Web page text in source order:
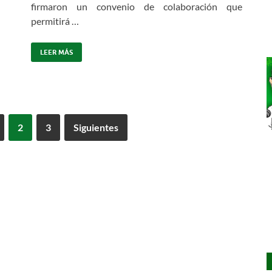
firmaron un convenio de colaboración que
permitirá …
LEER MÁS
2 3 Siguientes